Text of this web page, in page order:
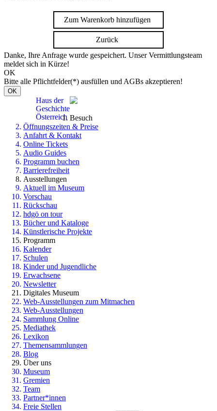
Zum Warenkorb hinzufügen
Zurück
Danke, Ihre Anfrage wurde gespeichert. Unser Vermittlungsteam
meldet sich in Kürze!
OK
Bitte alle Pflichtfelder(*) ausfüllen und AGBs akzeptieren!
OK
Haus der
Geschichte
Österreich Besuch
Öffnungszeiten & Preise
Anfahrt & Kontakt
Online Tickets
Audio Guides
Programm buchen
Barrierefreiheit
Ausstellungen
Aktuell im Museum
Vorschau
Rückschau
hdgö on tour
Bücher und Kataloge
Künstlerische Projekte
Programm
Kalender
Schulen
Kinder und Jugendliche
Erwachsene
Newsletter
Digitales Museum
Web-Ausstellungen zum Mitmachen
Web-Ausstellungen
Sammlung Online
Mediathek
Lexikon
Themensammlungen
Blog
Über uns
Museum
Gremien
Team
Partner*innen
Freie Stellen